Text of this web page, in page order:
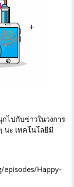
ไปกับข่าวในวงการ
นะ เทคโนโลยีมี
episodes/Happy-